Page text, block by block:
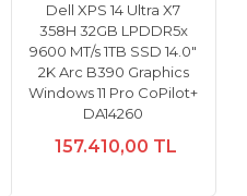
Dell XPS 14 Ultra X7
358H 32GB LPDDR5x
9600 MT/s 1TB SSD 14.0"
2K Arc B390 Graphics
Windows 11 Pro CoPilot+
DA14260
157.410,00 TL